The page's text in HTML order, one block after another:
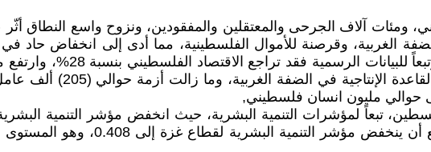
وقرصنة للأموال الفلسطينية، مما أدى إلى انخفاض حاد في
وشهد العام 2024 انهيار المنظومة
حوالي مليون انسان فلسطيني,